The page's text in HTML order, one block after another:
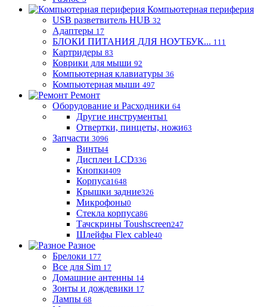
Компьютерная периферия
USB разветвитель HUB 32
Адаптеры 17
БЛОКИ ПИТАНИЯ ДЛЯ НОУТБУК... 111
Картридеры 83
Коврики для мыши 92
Компьютерная клавиатуры 36
Компьютерная мыши 497
Ремонт
Оборудование и Расходники 64
Другие инструменты1
Отвертки, пинцеты, ножи63
Запчасти 3096
Винты4
Дисплеи LCD336
Кнопки409
Корпуса1648
Крышки задние326
Микрофоны0
Стекла корпуса86
Тачскрины Toushscreen247
Шлейфы Flex cable40
Разное
Брелоки 177
Все для Sim 17
Домашние антенны 14
Зонты и дождевики 17
Лампы 68